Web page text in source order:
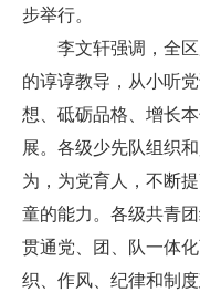
步举行。
李文轩强调，全
的谆谆教导，从小听
想、砥砺品格、增长
展。各级少先队组织
为，为党育人，不断
童的能力。各级共青
贯通党、团、队一体
织、作风、纪律和制